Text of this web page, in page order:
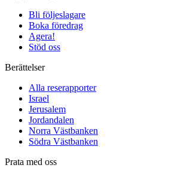
Bli följeslagare
Boka föredrag
Agera!
Stöd oss
Berättelser
Alla reserapporter
Israel
Jerusalem
Jordandalen
Norra Västbanken
Södra Västbanken
Prata med oss